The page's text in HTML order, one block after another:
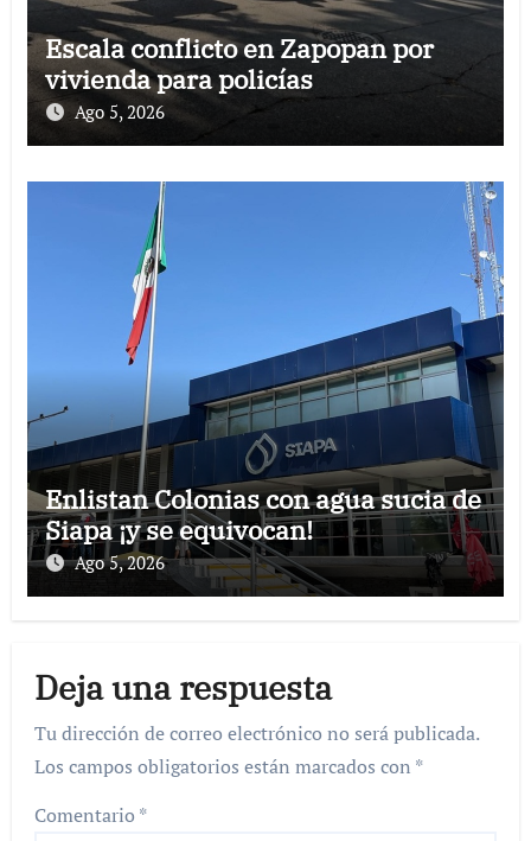
Escala conflicto en Zapopan por
vivienda para policías
Ago 5, 2026
Enlistan Colonias con agua sucia de
Siapa ¡y se equivocan!
Ago 5, 2026
Deja una respuesta
Tu dirección de correo electrónico no será publicada.
Los campos obligatorios están marcados con *
Comentario *